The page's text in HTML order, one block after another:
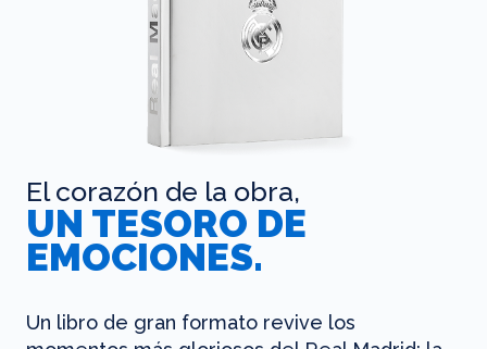
El corazón de la obra,
UN TESORO DE
EMOCIONES.
Un libro de gran formato revive los